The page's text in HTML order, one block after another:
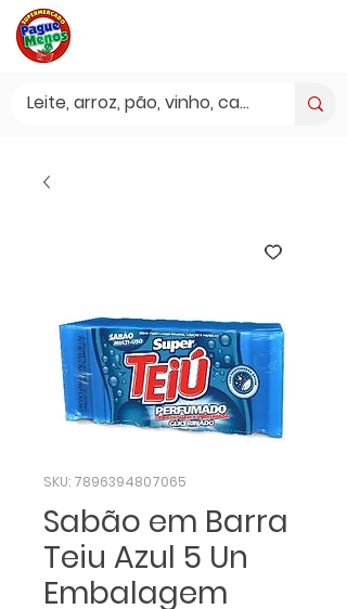
SKU: 7896394807065
Sabão em Barra
Teiu Azul 5 Un
Embalagem